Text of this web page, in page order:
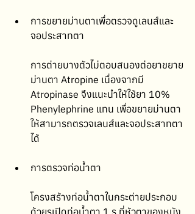
การขยายม่านตาเพื่อตรวจดูเลนส์และ
จอประสาทตา
การต่ายบางตัวไม่ตอบสนองต่อยาขยาย
ม่านตา Atropine เนื่องจากมี
Atropinase จึงแนะนำให้ใช้ยา 10%
Phenylephrine แทน เพื่อขยายม่านตา
ให้สามารถตรวจเลนส์และจอประสาทตา
ได้
การตรวจท่อน้ำตา
โครงสร้างท่อน้ำตาในกระต่ายประกอบ
ด้วยรูเปิดท่อน้ำตา 1 รู ที่หัวตาของหนัง